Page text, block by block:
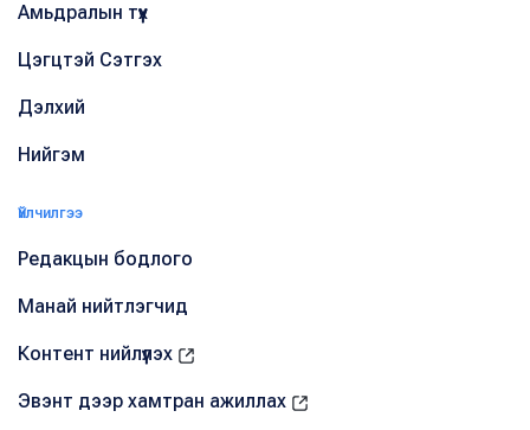
Амьдралын түүх
Цэгцтэй Сэтгэх
Дэлхий
Нийгэм
Үйлчилгээ
Редакцын бодлого
Манай нийтлэгчид
Контент нийлүүлэх
Эвэнт дээр хамтран ажиллах